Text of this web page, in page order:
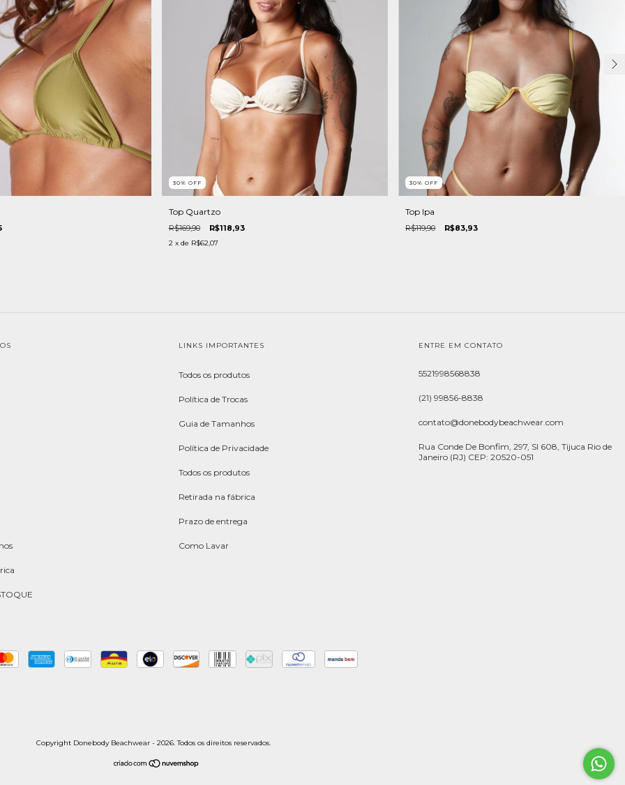
30% OFF
Top Quartzo
R$169,90 R$118,93
2 x de R$62,07
30%OFF
Top Ipa
R$119,90 R$83,93
LINKS IMPORTANTES
Todos os produtos
Política de Trocas
Guia de Tamanhos
Política de Privacidade
Todos os produtos
Retirada na fábrica
Prazo de entrega
Como Lavar
ENTRE EM CONTATO
5521998568838
(21) 99856-8838
contato@donebodybeachwear.com
Rua Conde De Bonfim, 297, Sl 608, Tijuca Rio de
Janeiro (RJ) CEP: 20520-051
Copyright Donebody Beachwear - 2026. Todos os direitos reservados.